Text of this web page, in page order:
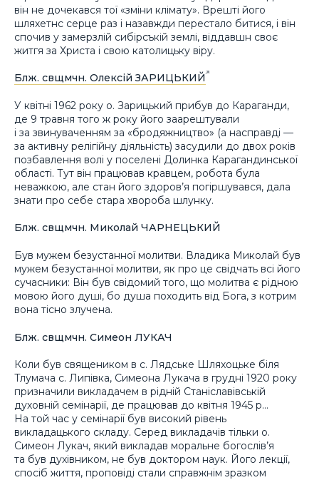
він не дочекався тої «зміни клімату». Врешті його
шляхетнс серце раз і назавжди перестало битися, і він
спочив у замерзлій сибірсъкій землі, віддавшн своє
житгя за Христа і свою католицьку віру.
Блж. свщмчн. Олексій ЗАРИЦЬКИЙ
У квітні 1962 року о. Зарицький прибув до Караганди,
де 9 травня того ж року його заарештували
і за звинуваченням за «бродяжництво» (а насправді —
за активну релігійну діяльність) засудили до двох років
позбавлення волі у поселені Долинка Карагандинської
області. Тут він працював кравцем, робота була
неважкою, але стан його здоров’я погіршувався, дала
знати про себе стара хвороба шлунку.
Блж. свщмчн. Миколай ЧАРНЕЦЬКИЙ
Був мужем безустанної молитви. Владика Миколай був
мужем безустанної молитви, як про це свідчать всі його
сучасники: Він був свідомий того, що молитва є рідною
мовою його душі, бо душа походить від Бога, з котрим
вона тісно злучена.
Блж. свщмчн. Симеон ЛУКАЧ
Коли був священиком в с. Лядське Шляхоцьке біля
Тлумача с. Липівка, Симеона Лукача в грудні 1920 року
призначили викладачем в рідній Станіславівській
духовній семінарії, де працював до квітня 1945 р…
На той час у семінарії був високий рівень
викладацького складу. Серед викладачів тільки о.
Симеон Лукач, який викладав моральне богослів’я
та був духівником, не був доктором наук. Його лекції,
спосіб життя, проповіді стали справжнім зразком